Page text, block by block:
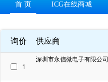
首 页 ICG在线商城
询价 供应商
1
深圳市永信微电子有限公司